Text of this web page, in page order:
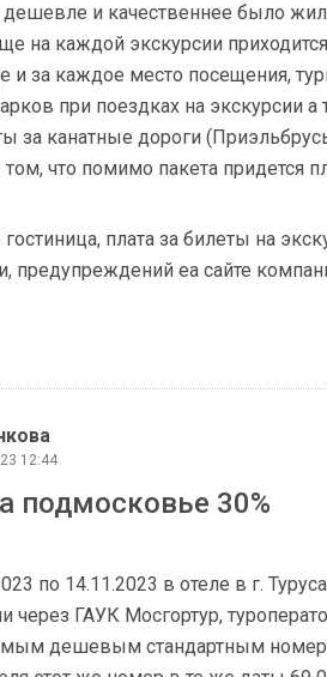
дешевле и качественнее было
на каждой экскурсии
и за каждое место посещения,
при поездках на экскурсии а
за канатные дороги
что помимо пакета придется
плата за билеты на
предупреждений еа сайте
12:44
подмосковье 30%
по 14.11.2023 в отеле в г.
через ГАУК Мосгортур,
дешевым стандартным